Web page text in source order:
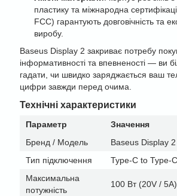
пластику та міжнародна
FCC) гарантують довговічність та
виробу.
Baseus Display 2 закриває потребу
інформативності та впевненості — ви
гадати, чи швидко заряджається ваш
цифри завжди перед очима.
Технічні характеристики
Параметр
Значення
Бренд / Модель
Baseus Display
Тип підключення
Type-C to Type-C
Максимальна
потужність
100 Вт (20V / 5A)